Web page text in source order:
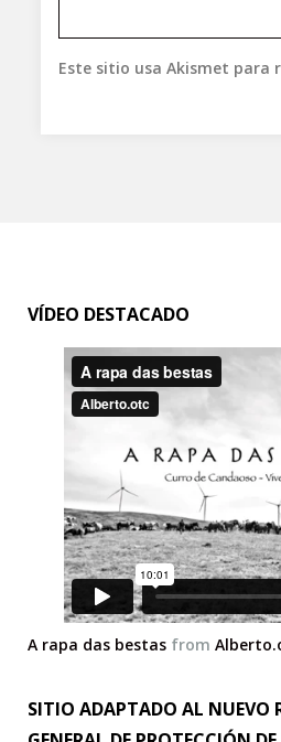
Este sitio usa Akismet para
VÍDEO DESTACADO
A rapa das bestas from
SITIO ADAPTADO AL NUEVO